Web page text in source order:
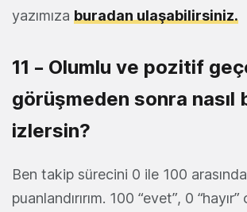
yazımıza buradan ulaşabilirsiniz.
11 – Olumlu ve pozitif
görüşmeden sonra nasıl
izlersin?
Ben takip sürecini 0 ile 100 arasında
puanlandırırım. 100 “evet”, 0